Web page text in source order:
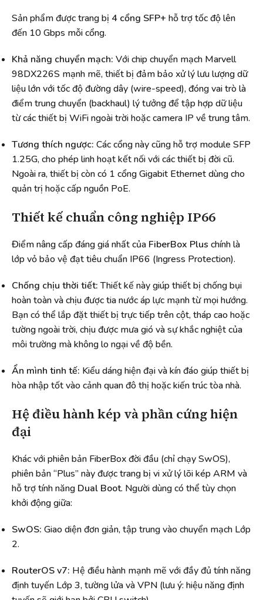
Sản phẩm được trang bị 4 cổng SFP+ hỗ trợ tốc độ lên
đến 10 Gbps mỗi cổng.
Khả năng chuyển mạch: Với chip chuyển mạch Marvell
98DX226S mạnh mẽ, thiết bị đảm bảo xử lý lưu lượng dữ
liệu lớn với tốc độ đường dây (wire-speed), đóng vai trò là
điểm trung chuyển (backhaul) lý tưởng để tập hợp dữ liệu
từ các thiết bị WiFi ngoài trời hoặc camera IP về trung tâm.
Tương thích ngược: Các cổng này cũng hỗ trợ module SFP
1.25G, cho phép linh hoạt kết nối với các thiết bị đời cũ.
Ngoài ra, thiết bị còn có 1 cổng Gigabit Ethernet dùng cho
quản trị hoặc cấp nguồn PoE.
Thiết kế chuẩn công nghiệp IP66
Điểm nâng cấp đáng giá nhất của FiberBox Plus chính là
lớp vỏ bảo vệ đạt tiêu chuẩn IP66 (Ingress Protection).
Chống chịu thời tiết:Thiết kế này giúp thiết bị chống bụi
hoàn toàn và chịu được tia nước áp lực mạnh từ mọi hướng.
Bạn có thể lắp đặt thiết bị trực tiếp trên cột, tháp cao hoặc
tường ngoài trời, chịu được mưa gió và sự khắc nghiệt của
môi trường mà không lo ngại về độ bền.
Ẩn mình tinh tế: Kiểu dáng hiện đại và kín đáo giúp thiết bị
hòa nhập tốt vào cảnh quan đô thị hoặc kiến trúc tòa nhà.
Hệ điều hành kép và phần cứng hiện
đại
Khác với phiên bản FiberBox đời đầu (chỉ chạy SwOS),
phiên bản “Plus” này được trang bị vi xử lý lõi kép ARM và
hỗ trợ tính năng Dual Boot. Người dùng có thể tùy chọn
khởi động giữa:
SwOS: Giao diện đơn giản, tập trung vào chuyển mạch Lớp
2.
RouterOS v7: Hệ điều hành mạnh mẽ với đầy đủ tính năng
định tuyến Lớp 3, tường lửa và VPN (lưu ý: hiệu năng định